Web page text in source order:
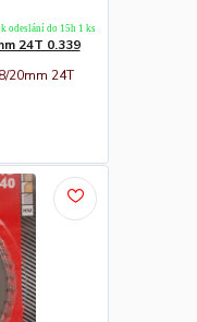
24T 0.339
20mm 24T
odeslání do 15h 1 ks